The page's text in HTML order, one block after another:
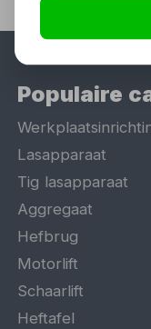
Populaire
Lasapparaat
Tig lasapparaat
Aggregaat
Hefbrug
Motorlift
Schaarlift
Heftafel